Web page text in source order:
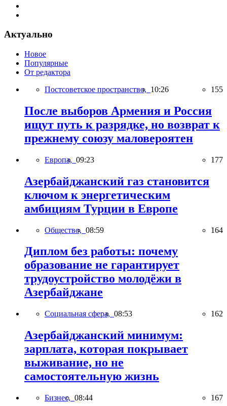
Актуально
Новое
Популярные
От редактора
Постсоветское пространство, 10:26 155
После выборов Армения и Россия
ищут путь к разрядке, но возврат к
прежнему союзу маловероятен
Европа, 09:23 177
Азербайджанский газ становится
ключом к энергетическим
амбициям Турции в Европе
Общество, 08:59 164
Диплом без работы: почему
образование не гарантирует
трудоустройство молодёжи в
Азербайджане
Социальная сфера, 08:53 162
Азербайджанский минимум:
зарплата, которая покрывает
выживание, но не
самостоятельную жизнь
Бизнес, 08:44 167